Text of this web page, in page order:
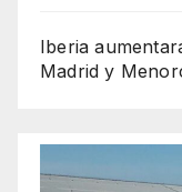
Iberia
Madrid y